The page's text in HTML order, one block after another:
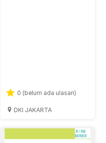
0 (belum ada ulasan)
DKI JAKARTA